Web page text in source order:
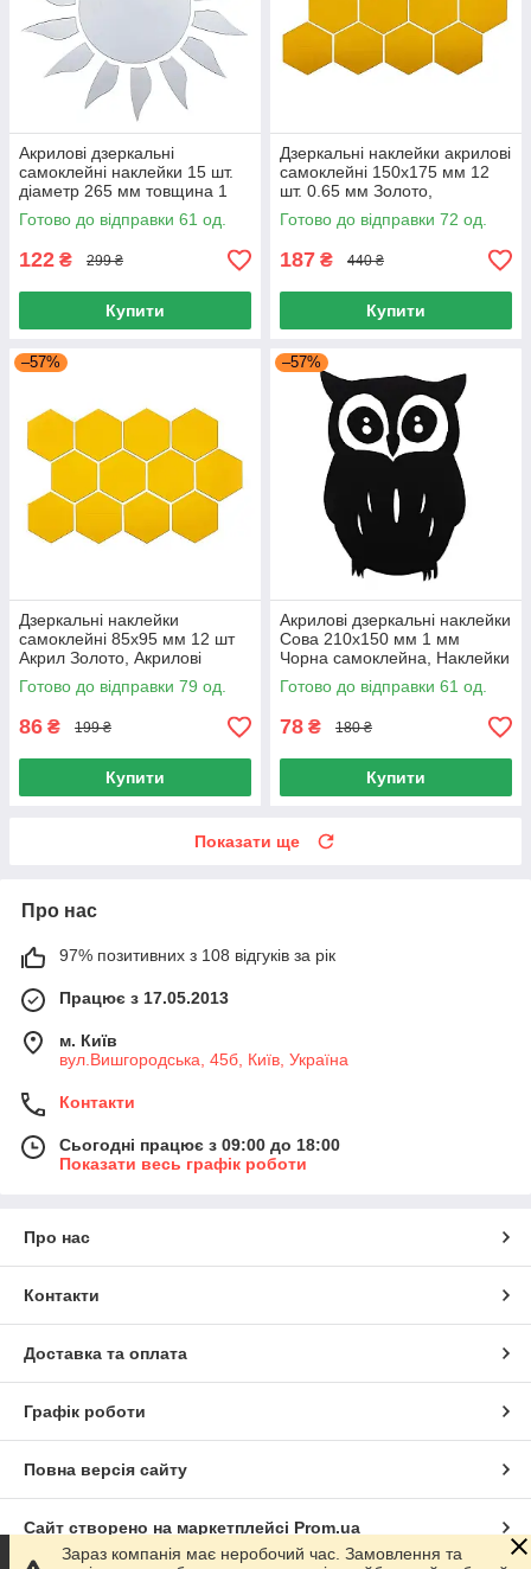
Акрилові дзеркальні
самоклейні наклейки 15 шт.
діаметр 265 мм товщина 1
мм Срібло, Наклейки на стіну
15 шт.
Готово до відправки 61 од.
122 ₴ 299 ₴
Купити
Дзеркальні наклейки акрилові
самоклейні 150х175 мм 12
шт. 0.65 мм Золото,
Декоративні наклейки на
стіну
Готово до відправки 72 од.
187 ₴ 440 ₴
Купити
–57%
Дзеркальні наклейки
самоклейні 85x95 мм 12 шт
Акрил Золото, Акрилові
наклейки 12 шт. на меблі
Готово до відправки 79 од.
86 ₴ 199 ₴
Купити
–57%
Акрилові дзеркальні наклейки
Сова 210x150 мм 1 мм
Чорна самоклейна, Наклейки
на стіну 210x150 мм
Готово до відправки 61 од.
78 ₴ 180 ₴
Купити
Показати ще
Про нас
97% позитивних з 108 відгуків за рік
Працює з 17.05.2013
м. Київ
вул.Вишгородська, 45б, Київ, Україна
Контакти
Сьогодні працює з 09:00 до 18:00
Показати весь графік роботи
Про нас
Контакти
Доставка та оплата
Графік роботи
Повна версія сайту
Сайт створено на маркетплейсі Prom.ua
Зараз компанія має неробочий час. Замовлення та